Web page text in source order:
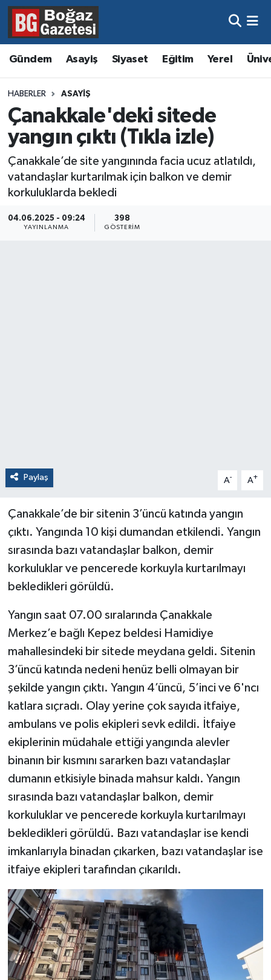
Gündem Asayiş Siyaset Eğitim Yerel
HABERLER ASAYIŞ
Çanakkale'deki sitede
yangın çıktı (Tıkla izle)
Çanakkale’de site yangınında facia ucuz atlatıldı,
vatandaşlar kurtarılmak için balkon ve demir
korkuluklarda bekledi
04.06.2025 - 09:24
YAYINLANMA
398
GÖSTERIM
Paylaş A- A+
Çanakkale’de bir sitenin 3’üncü katında yangın
çıktı. Yangında 10 kişi dumandan etkilendi. Yangın
sırasında bazı vatandaşlar balkon, demir
korkuluklar ve pencerede korkuyla kurtarılmayı
bekledikleri görüldü.
Yangın saat 07.00 sıralarında Çanakkale
Merkez’e bağlı Kepez beldesi Hamidiye
mahallesindeki bir sitede meydana geldi. Sitenin
3’üncü katında nedeni henüz belli olmayan bir
şekilde yangın çıktı. Yangın 4’üncü, 5’inci ve 6'ncı
katlara sıçradı. Olay yerine çok sayıda itfaiye,
ambulans ve polis ekipleri sevk edildi. İtfaiye
ekiplerinin müdahale ettiği yangında alevler
binanın bir kısmını sararken bazı vatandaşlar
dumanın etkisiyle binada mahsur kaldı. Yangın
sırasında bazı vatandaşlar balkon, demir
korkuluklar ve pencerede korkuyla kurtarılmayı
bekledikleri görüldü. Bazı vatandaşlar ise kendi
imkanlarıyla binadan çıkarken, bazı vatandaşlar ise
itfaiye ekipleri tarafından çıkarıldı.
Asayiş
Eğitim
Ekonomi
Gündem
Kültür ve Sanat
Resmi İlanlar
Hava Durumu
Trafik Durumu
Süper Lig Puan Durumu ve Fikstür
Tüm Manşetler
Son Dakika Haberleri